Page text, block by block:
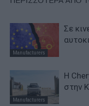
Manufacturers
Σε
Manufacturers
Η
στην